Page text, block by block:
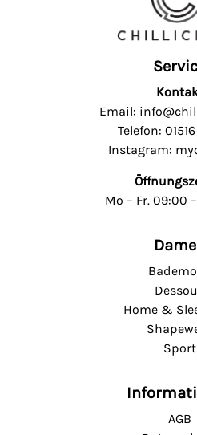
Email:
Telefon:
Instagram:
Mo – Fr. 09:00
Home &
Sport
AGB